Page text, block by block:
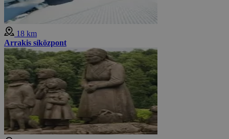
18 km
Arrakis síközpont